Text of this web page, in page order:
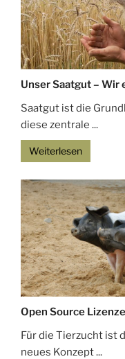
Unser Saatgut – Wir
Saatgut ist die
diese zentrale ...
Weiterlesen
Open Source
Für die Tierzucht ist
neues Konzept ...